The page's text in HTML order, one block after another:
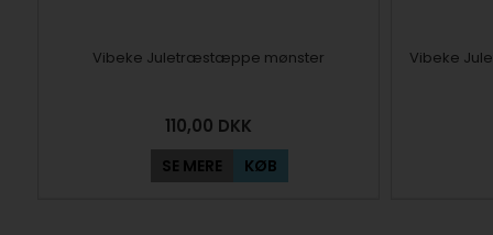
Vibeke Juletræstæppe mønster
110,00 DKK
SE MERE KØB
Vibeke